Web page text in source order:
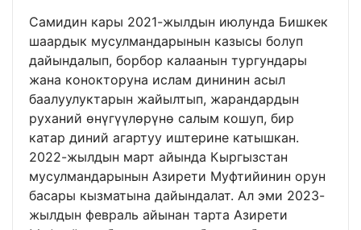
Самидин кары 2021-жылдын июлунда Бишкек
шаардык мусулмандарынын казысы болуп
дайындалып, борбор калаанын тургундары
жана конокторуна ислам дининин асыл
баалуулуктарын жайылтып, жарандардын
руханий өнүгүүлөрүнө салым кошуп, бир
катар диний агартуу иштерине катышкан.
2022-жылдын март айында Кыргызстан
мусулмандарынын Азирети Муфтийинин орун
басары кызматына дайындалат. Ал эми 2023-
жылдын февраль айынан тарта Азирети